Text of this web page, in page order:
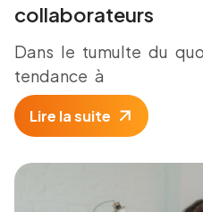
collaborateurs
Dans le tumulte du
tendance à
Lire la suite